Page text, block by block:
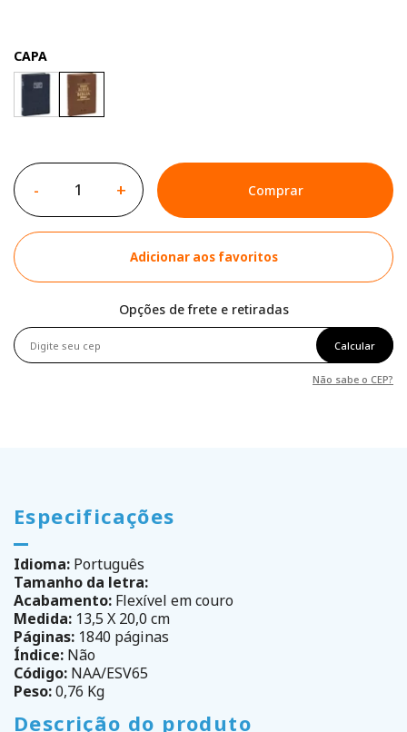
CAPA
- + Comprar
Adicionar aos favoritos
Opções de frete e retiradas
Calcular
Não sabe o CEP?
Especificações
Idioma: Português
Tamanho da letra:
Acabamento: Flexível em couro
Medida: 13,5 X 20,0 cm
Páginas: 1840 páginas
Índice: Não
Código: NAA/ESV65
Peso:0,76 Kg
Descrição do produto